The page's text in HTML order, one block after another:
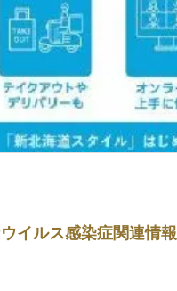
イルス感染症関連情報